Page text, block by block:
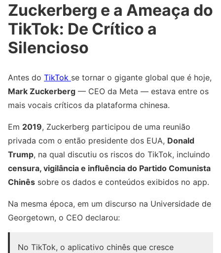
Zuckerberg e a Ameaça do
TikTok: De Crítico a
Silencioso
Antes do TikTok se tornar o gigante global que é hoje,
Mark Zuckerberg — CEO da Meta — estava entre os
mais vocais críticos da plataforma chinesa.
Em 2019, Zuckerberg participou de uma reunião
privada com o então presidente dos EUA, Donald
Trump, na qual discutiu os riscos do TikTok, incluindo
censura, vigilância e influência do Partido Comunista
Chinês sobre os dados e conteúdos exibidos no app.
Na mesma época, em um discurso na Universidade de
Georgetown, o CEO declarou:
No TikTok, o aplicativo chinês que cresce